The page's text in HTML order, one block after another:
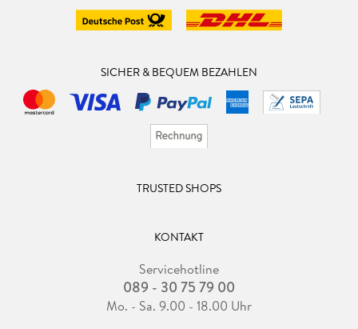
SICHER & BEQUEM BEZAHLEN
TRUSTED SHOPS
KONTAKT
Servicehotline
089 - 30 75 79 00
Mo. - Sa. 9.00 - 18.00 Uhr